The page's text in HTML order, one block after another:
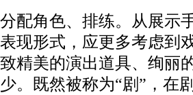
角色、排练。从展示
现形式，应更多考虑到
精美的演出道具、绚丽
。既然被称为“剧”，在